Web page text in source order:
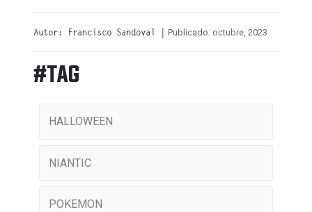
Autor: Francisco Sandoval | Publicado: octubre, 2023
#TAG
HALLOWEEN
NIANTIC
POKEMON